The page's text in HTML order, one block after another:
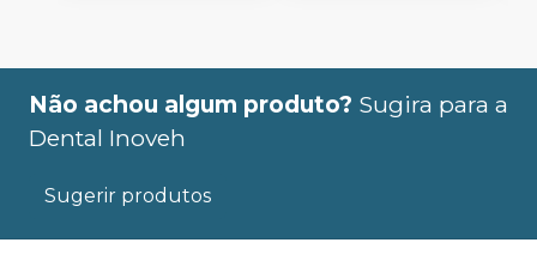
Não achou algum produto? Sugira para a
Dental Inoveh
Sugerir produtos